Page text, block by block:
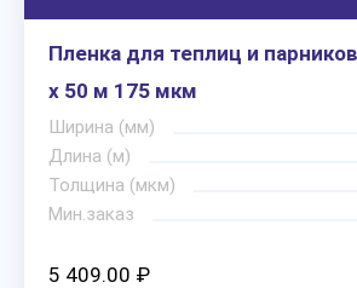
Пленка для теплиц и
х 50 м 175 мкм
Ширина (мм)
Длина (м)
Толщина (мкм)
Мин.заказ
5 409.00 ₽